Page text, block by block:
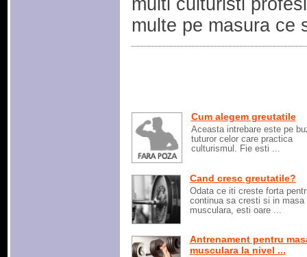
multi culturisti
multe pe masura ce
Cum alegem greutatile
Aceasta intrebare este pe
tuturor celor care practica
culturismul. Fie esti ...
Cand cresc greutatile?
Odata ce iti creste forta
continua sa cresti si in masa
musculara, esti oare ...
Antrenament pentru
musculara la nivel ...